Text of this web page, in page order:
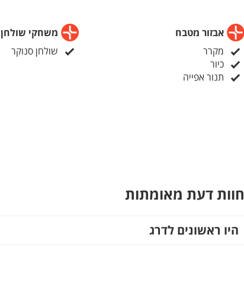
אבזור מטבח
מקרר
כיור
תנור אפייה
משחקי שולחן
שולחן סנוקר
חוות דעת מאומתות
היו ראשונים לדרג